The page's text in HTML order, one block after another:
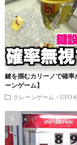
鍵を掴むカリーノで確
ーンゲーム】
クレーンゲーム・UFO